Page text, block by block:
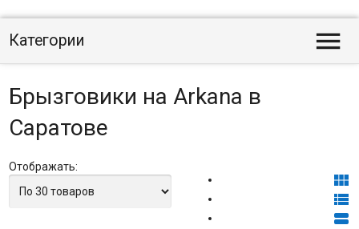
Категории 
Брызговики на Arkana в
Саратове
Отображать:


